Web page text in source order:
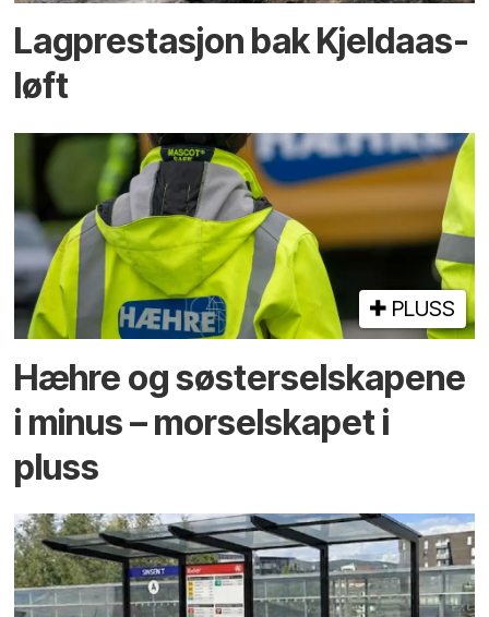
Lagprestasjon bak Kjeldaas-
løft
PLUSS
Hæhre og søster­selskapene
i minus – mor­selskapet i
pluss